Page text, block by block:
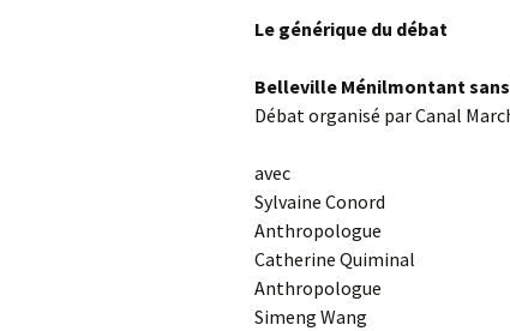
Le générique du débat
Belleville Ménilmontant
Débat organisé par Canal
avec
Sylvaine Conord
Anthropologue
Catherine Quiminal
Anthropologue
Simeng Wang